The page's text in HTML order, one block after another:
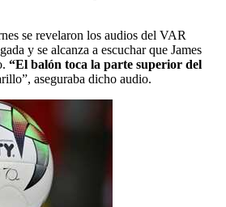
se revelaron los audios del VAR
y se alcanza a escuchar que James
“El balón toca la parte superior del
aseguraba dicho audio.